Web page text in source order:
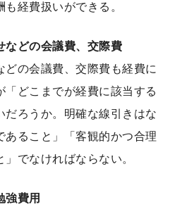
経費扱いができる。
などの会議費、交際費
の会議費、交際費も経費に
どこまでが経費に該当する
ろうか。明確な線引きはな
あること」「客観的かつ合理
でなければならない。
強費用